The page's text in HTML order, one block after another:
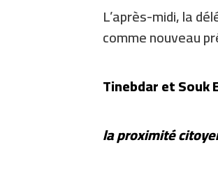
L’après-midi, la
comme nouveau
Tinebdar et Souk
la proximité